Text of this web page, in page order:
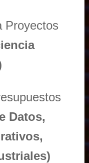
Proyectos
Datos,